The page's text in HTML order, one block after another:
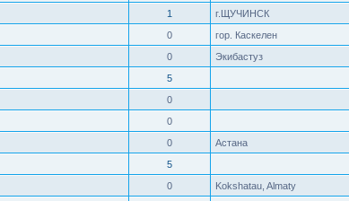
1 г.ЩУЧИНСК
0 гор. Каскелен
0 Экибастуз
5
0
0
0 Астана
5
0 Kokshatau, Almaty